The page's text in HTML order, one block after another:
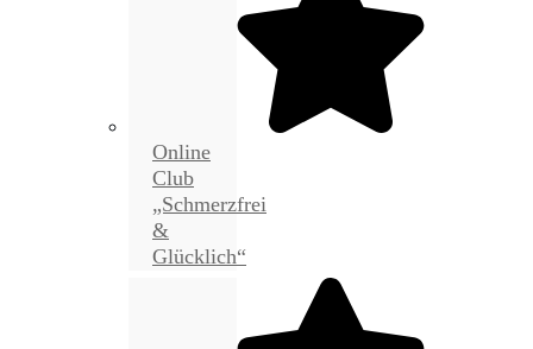
Online
Club
„Schmerzfrei
&
Glücklich“